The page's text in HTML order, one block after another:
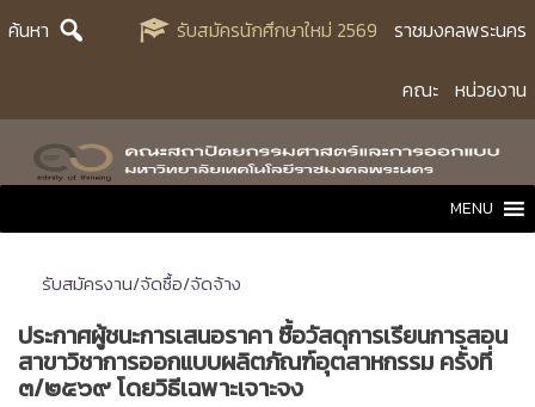
Skipค้นหา รับสมัครนักศึกษาใหม่ 2569 ราชมงคลพระนคร
คณะ หน่วยงาน
MENU
รับสมัครงาน/จัดซื้อ/จัดจ้าง
ประกาศผู้ชนะการเสนอราคา ซื้อวัสดุการเรียนการสอน
สาขาวิชาการออกแบบผลิตภัณฑ์อุตสาหกรรม ครั้งที่
๓/๒๕๖๙ โดยวิธีเฉพาะเจาะจง